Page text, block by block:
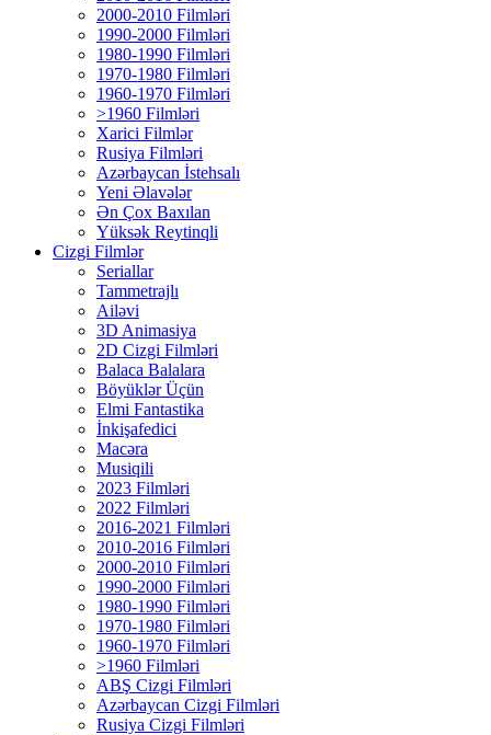
2000-2010 Filmləri
1990-2000 Filmləri
1980-1990 Filmləri
1970-1980 Filmləri
1960-1970 Filmləri
>1960 Filmləri
Xarici Filmlər
Rusiya Filmləri
Azərbaycan İstehsalı
Yeni Əlavələr
Ən Çox Baxılan
Yüksək Reytinqli
Cizgi Filmlər
Seriallar
Tammetrajlı
Ailəvi
3D Animasiya
2D Cizgi Filmləri
Balaca Balalara
Böyüklər Üçün
Elmi Fantastika
İnkişafedici
Macəra
Musiqili
2023 Filmləri
2022 Filmləri
2016-2021 Filmləri
2010-2016 Filmləri
2000-2010 Filmləri
1990-2000 Filmləri
1980-1990 Filmləri
1970-1980 Filmləri
1960-1970 Filmləri
>1960 Filmləri
ABŞ Cizgi Filmləri
Azərbaycan Cizgi Filmləri
Rusiya Cizgi Filmləri